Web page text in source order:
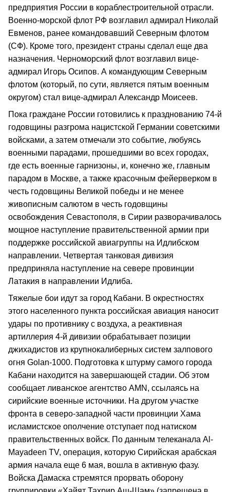
предприятия России в кораблестроительной отрасли.
Военно-морской флот РФ возглавил адмирал Николай
Евменов, ранее командовавший Северным флотом
(СФ). Кроме того, президент страны сделал еще два
назначения. Черноморский флот возглавил вице-
адмирал Игорь Осипов. А командующим Северным
флотом (который, по сути, является пятым военным
округом) стал вице-адмирал Александр Моисеев.
Пока граждане России готовились к празднованию 74-й
годовщины разгрома нацистской Германии советскими
войсками, а затем отмечали это событие, любуясь
военными парадами, прошедшими во всех городах,
где есть военные гарнизоны, и, конечно же, главным
парадом в Москве, а также красочным фейерверком в
честь годовщины Великой победы и не менее
живописным салютом в честь годовщины
освобождения Севастополя, в Сирии разворачивалось
мощное наступление правительственной армии при
поддержке российской авиагруппы на Идлибском
направлении. Четвертая танковая дивизия
предприняла наступление на севере провинции
Латакия в направлении Идлиба.
Тяжелые бои идут за город Кабани. В окрестностях
этого населенного пункта российская авиация наносит
удары по противнику с воздуха, а реактивная
артиллерия 4-й дивизии обрабатывает позиции
джихадистов из крупнокалиберных систем залпового
огня Golan-1000. Подготовка к штурму самого города
Кабани находится на завершающей стадии. Об этом
сообщает ливанское агентство AMN, ссылаясь на
сирийские военные источники. На другом участке
фронта в северо-западной части провинции Хама
исламистское ополчение отступает под натиском
правительственных войск. По данным телеканала Al-
Mayadeen TV, операция, которую Сирийская арабская
армия начала еще 6 мая, вошла в активную фазу.
Войска Дамаска стремятся прорвать оборону